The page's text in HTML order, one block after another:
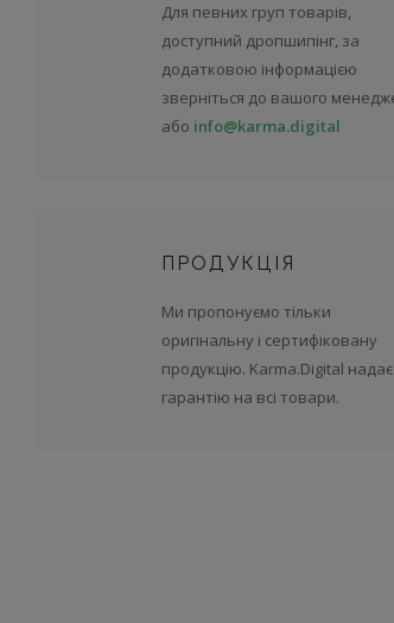
Для певних груп товарів,
доступний дропшипінг, за
додатковою інформацією
зверніться до вашого
або info@karma.digital
ПРОДУКЦІЯ
Ми пропонуємо тільки
оригінальну і сертифіковану
продукцію. Karma.Digital надає
гарантію на всі товари.